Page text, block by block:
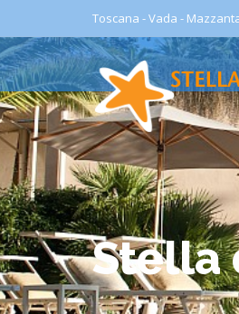
Toscana - Vada -
Stella